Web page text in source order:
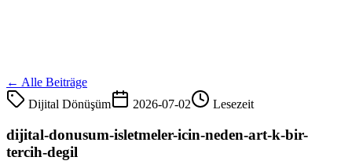
← Alle Beiträge
Dijital Dönüşüm
2026-07-02 Lesezeit
dijital-donusum-isletmeler-icin-neden-art-k-bir-
tercih-degil